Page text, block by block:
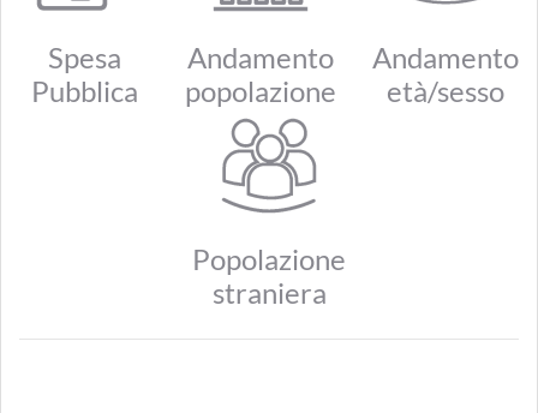
Spesa
Pubblica
Andamento
popolazione
Andamento
età/sesso
Popolazione
straniera